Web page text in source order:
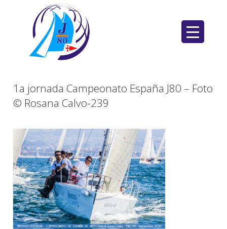
1a jornada Campeonato España J80 – Foto
© Rosana Calvo-239